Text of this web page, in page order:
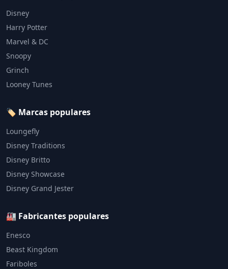
Disney
Harry Potter
Marvel & DC
Snoopy
Grinch
Looney Tunes
🏷️ Marcas populares
Loungefly
Disney Traditions
Disney Britto
Disney Showcase
Disney Grand Jester
🏭 Fabricantes populares
Enesco
Beast Kingdom
Fariboles